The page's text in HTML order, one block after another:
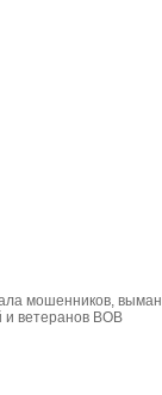
мошенников,
и ветеранов ВОВ